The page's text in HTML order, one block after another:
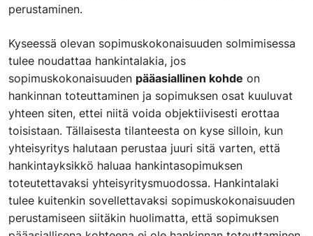
perustaminen.
Kyseessä olevan sopimuskokonaisuuden solmimisessa
tulee noudattaa hankintalakia, jos
sopimuskokonaisuuden pääasiallinen kohde on
hankinnan toteuttaminen ja sopimuksen osat kuuluvat
yhteen siten, ettei niitä voida objektiivisesti erottaa
toisistaan. Tällaisesta tilanteesta on kyse silloin, kun
yhteisyritys halutaan perustaa juuri sitä varten, että
hankintayksikkö haluaa hankintasopimuksen
toteutettavaksi yhteisyritysmuodossa. Hankintalaki
tulee kuitenkin sovellettavaksi sopimuskokonaisuuden
perustamiseen siitäkin huolimatta, että sopimuksen